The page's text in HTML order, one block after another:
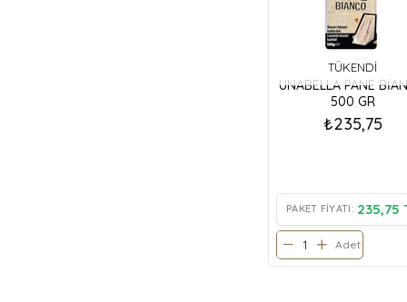
TÜKENDI
UNABELLA PANE
500 GR
₺235,75
PAKET FIYATI: 235,75
Adet